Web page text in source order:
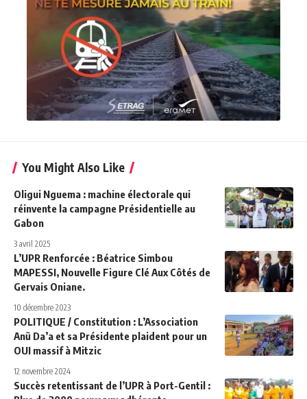
You Might Also Like
Oligui Nguema : machine électorale qui
réinvente la campagne Présidentielle au
Gabon
3 avril 2025
L’UPR Renforcée : Béatrice Simbou
MAPESSI, Nouvelle Figure Clé Aux Côtés de
Gervais Oniane.
10 décembre 2023
POLITIQUE / Constitution : L’Association
Anũ Da’a et sa Présidente plaident pour un
OUI massif à Mitzic
12 novembre 2024
Succès retentissant de l’UPR à Port-Gentil :